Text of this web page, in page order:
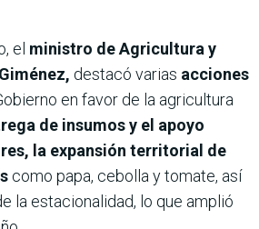
el ministro de Agricultura y
destacó varias acciones
en favor de la agricultura
de insumos y el apoyo
la expansión territorial de
como papa, cebolla y tomate, así
la estacionalidad, lo que amplió